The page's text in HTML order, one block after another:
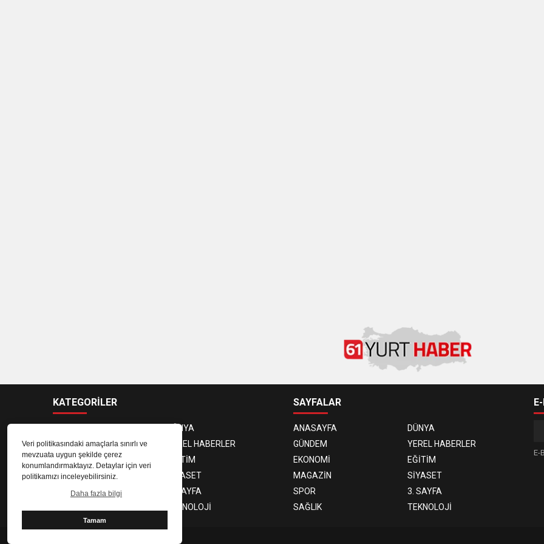
Veri politikasındaki amaçlarla sınırlı ve
mevzuata uygun şekilde çerez
konumlandırmaktayız. Detaylar için veri
politikamızı inceleyebilirsiniz.
Daha fazla bilgi
Tamam
KATEGORİLER
DÜNYA
GÜNDEM
YEREL HABERLER
EKONOMİ
EĞİTİM
MAGAZİN
SİYASET
SPOR
3. SAYFA
TEKNOLOJİ
SAYFALAR
ANASAYFA
DÜNYA
GÜNDEM
YEREL HABERLER
EKONOMİ
EĞİTİM
MAGAZİN
SİYASET
SPOR
3. SAYFA
SAĞLIK
TEKNOLOJİ
E-